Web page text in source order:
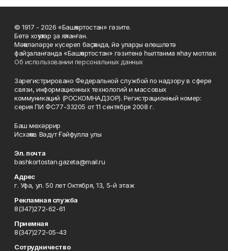
© 1917 - 2026 «Башҡортостан» гәзите.
Бөтә хоҡуҡтар ҙа яҡланған.
Мәҡәләләрҙе күсереп баҫҡанда, йә уларҙы өлөшләтә
файҙаланғанда «Башҡортостан» гәзитенә һылтанма яһау мотлаҡ.
Об использовании персональных данных
Зарегистрировано Федеральной службой по надзору в сфере
связи, информационных технологий и массовых
коммуникаций (РОСКОМНАДЗОР). Регистрационный номер:
серия ПИ ФС77-33205 от 11 сентября 2008 г.
Баш мөхәррир
Исхаҡов Вәдүт Ғәйфулла улы
Эл. почта
bashkortostan.gazeta@mail.ru
Адрес
г. Уфа, ул. 50 лет Октября, 13, 5-й этаж
Рекламная служба
8(347)272-62-61
Приемная
8(347)272-05-43
Сотрудничество